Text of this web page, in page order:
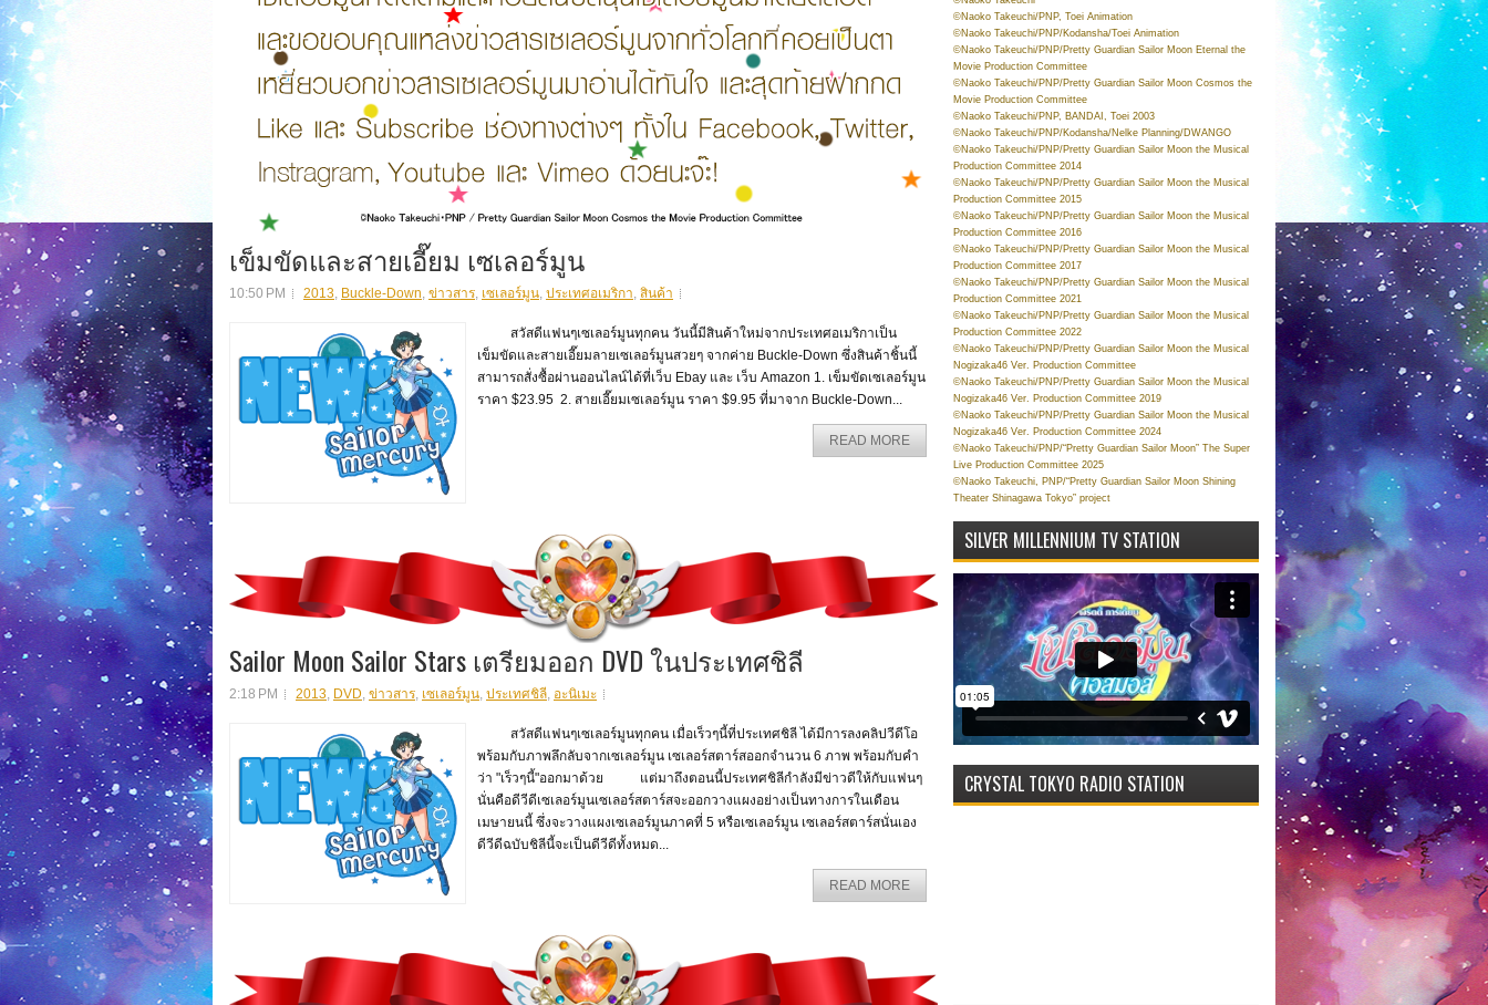
เข็มขัดและสายเอี๊ยม เซเลอร์มูน
10:50 PM 2013, Buckle-Down, ข่าวสาร, เซเลอร์มูน, ประเทศอเมริกา, สินค้า
สวัสดีแฟนๆเซเลอร์มูนทุกคน วันนี้มีสินค้าใหม่จากประเทศอเมริกาเป็น
เข็มขัดและสายเอี๊ยมลายเซเลอร์มูนสวยๆ จากค่าย Buckle-Down ซึ่งสินค้าชิ้นนี้
สามารถสั่งซื้อผ่านออนไลน์ได้ที่เว็บ Ebay และ เว็บ Amazon 1. เข็มขัดเซเลอร์มูน
ราคา $23.95 2. สายเอี๊ยมเซเลอร์มูน ราคา $9.95 ที่มาจาก Buckle-Down...
READ MORE
Sailor Moon Sailor Stars เตรียมออก DVD ในประเทศชิลี
2:18 PM 2013, DVD, ข่าวสาร, เซเลอร์มูน, ประเทศชิลี, อะนิเมะ
สวัสดีแฟนๆเซเลอร์มูนทุกคน เมื่อเร็วๆนี้ที่ประเทศชิลี ได้มีการลงคลิปวีดีโอ
พร้อมกับภาพลึกลับจากเซเลอร์มูน เซเลอร์สตาร์สออกจำนวน 6 ภาพ พร้อมกับคำ
ว่า "เร็วๆนี้"ออกมาด้วย แต่มาถึงตอนนี้ประเทศชิลีกำลังมีข่าวดีให้กับแฟนๆ
นั่นคือดีวีดีเซเลอร์มูนเซเลอร์สตาร์สจะออกวางแผงอย่างเป็นทางการในเดือน
เมษายนนี้ ซึ่งจะวางแผงเซเลอร์มูนภาคที่ 5 หรือเซเลอร์มูน เซเลอร์สตาร์สนั่นเอง
ดีวีดีฉบับชิลีนี้จะเป็นดีวีดีทั้งหมด...
READ MORE
©Naoko Takeuchi/PNP, Toei Animation
©Naoko Takeuchi/PNP/Kodansha/Toei Animation
©Naoko Takeuchi/PNP/Pretty Guardian Sailor Moon Eternal the
Movie Production Committee
©Naoko Takeuchi/PNP/Pretty Guardian Sailor Moon Cosmos the
Movie Production Committee
©Naoko Takeuchi/PNP, BANDAI, Toei 2003
©Naoko Takeuchi/PNP/Kodansha/Nelke Planning/DWANGO
©Naoko Takeuchi/PNP/Pretty Guardian Sailor Moon the Musical
Production Committee 2014
©Naoko Takeuchi/PNP/Pretty Guardian Sailor Moon the Musical
Production Committee 2015
©Naoko Takeuchi/PNP/Pretty Guardian Sailor Moon the Musical
Production Committee 2016
©Naoko Takeuchi/PNP/Pretty Guardian Sailor Moon the Musical
Production Committee 2017
©Naoko Takeuchi/PNP/Pretty Guardian Sailor Moon the Musical
Production Committee 2021
©Naoko Takeuchi/PNP/Pretty Guardian Sailor Moon the Musical
Production Committee 2022
©Naoko Takeuchi/PNP/Pretty Guardian Sailor Moon the Musical
Nogizaka46 Ver. Production Committee
©Naoko Takeuchi/PNP/Pretty Guardian Sailor Moon the Musical
Nogizaka46 Ver. Production Committee 2019
©Naoko Takeuchi/PNP/Pretty Guardian Sailor Moon the Musical
Nogizaka46 Ver. Production Committee 2024
©Naoko Takeuchi/PNP/“Pretty Guardian Sailor Moon” The Super
Live Production Committee 2025
©Naoko Takeuchi, PNP/“Pretty Guardian Sailor Moon Shining
Theater Shinagawa Tokyo” project
SILVER MILLENNIUM TV STATION
CRYSTAL TOKYO RADIO STATION